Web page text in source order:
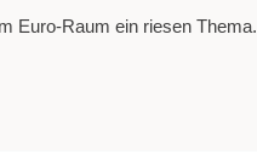
Euro-Raum ein riesen Thema.